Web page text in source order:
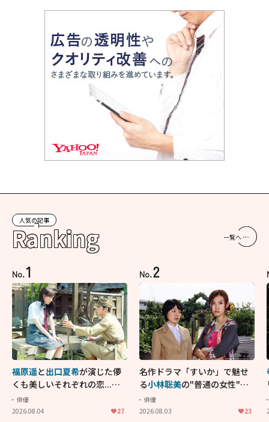
人気の記事
Ranking 一覧へ
No.1
福原遥と出口夏希が演じた儚
くも美しいそれぞれの恋...生
きることの尊さを教えてくれ
た映画「あの花が咲く丘で、
俳優
2026.08.04
27
No.2
名作ドラマ「すいか」で魅せ
る小林聡美の"普通の女性"が
大人に刺さる...映画「かもめ
食堂」にも通じる静かな芝居
俳優
2026.08.03
23